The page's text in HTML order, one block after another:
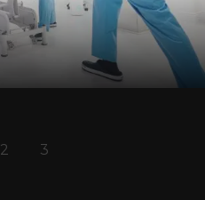
2 3